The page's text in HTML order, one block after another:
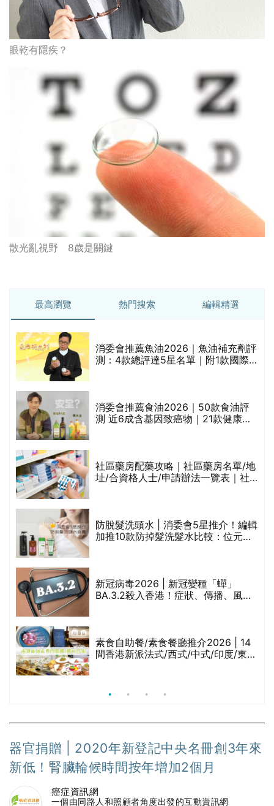
眼乾有隱疾？
散光亂視野 8歲是關鍵
最高瀏覽 熱門搜索 編輯精選
消委會推薦魚油2026｜魚油補充劑評
測：4款總評達5星名單｜附1款國際
消委會推薦食油2026｜50款食油評
測 近6成含基因致癌物｜21款健康煮
社區藥房配藥攻略｜社區藥房名單/地
址/合資格人士/申請辦法一覽表｜社
防脫髮洗頭水 | 消委會5星推介！編輯
加推10款防掉髮洗髮水比較：位元
新冠病毒2026 | 新冠變種「蟬」
BA.3.2殺入香港！症狀、傳播、風險
素食自助餐/素食餐廳推介2026 | 14
間香港新派法式/西式/中式/印度/東南
器官捐贈 | 2020年新登記中央名冊創3年來
新低！腎臟輪候時間按年增加2個月
癌症資訊網
一個由同路人和照顧者角度出發的互動資訊網